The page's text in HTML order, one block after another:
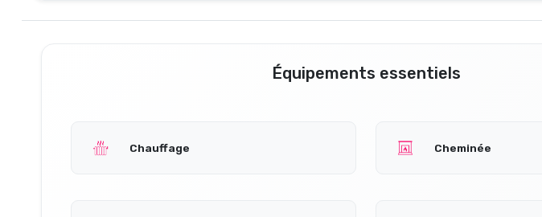
Équipements essentiels
Chauffage Cheminée